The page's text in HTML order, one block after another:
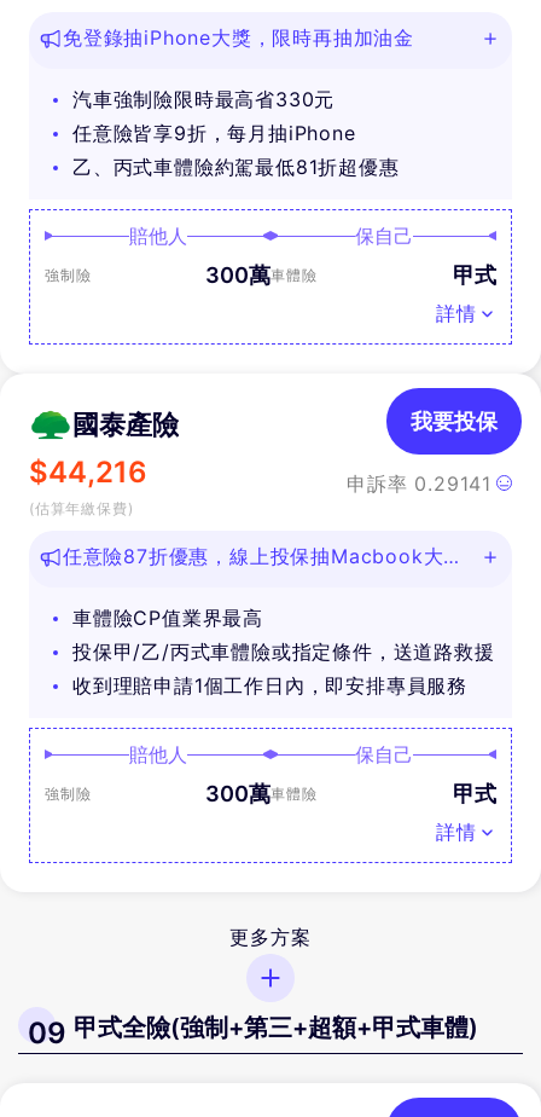
免登錄抽iPhone大獎，限時再抽加油金
汽車強制險限時最高省330元
任意險皆享9折，每月抽iPhone
乙、丙式車體險約駕最低81折超優惠
賠他人
強制險 300萬
保自己
車體險 甲式
詳情
國泰產險
$44,216
(估算年繳保費)
申訴率 0.29141
我要投保
任意險87折優惠，線上投保抽Macbook大
車體險CP值業界最高
投保甲/乙/丙式車體險或指定條件，送道路救援
收到理賠申請1個工作日內，即安排專員服務
賠他人
強制險 300萬
保自己
車體險 甲式
詳情
更多方案
09 甲式全險(強制+第三+超額+甲式車體)